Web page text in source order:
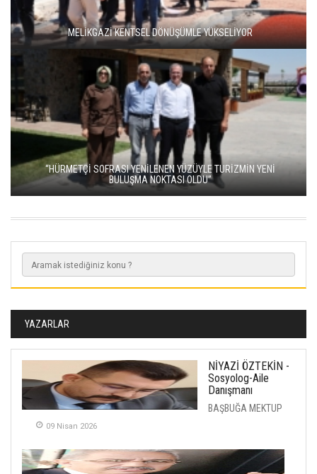
MELİKGAZİ KENTSEL DÖNÜŞÜMLE YÜKSELİYOR
“HÜRMETÇİ SOFRASI YENİLENEN YÜZÜYLE TURİZMİN YENİ
BULUŞMA NOKTASI OLDU”
YAZARLAR
NİYAZİ ÖZTEKİN -
Sosyolog-Aile
Danışmanı
BAŞBUĞA MEKTUP
09 Nisan 2026